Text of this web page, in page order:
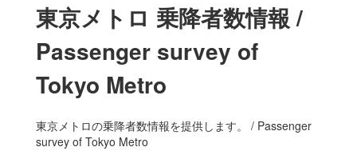
東京メトロ 乗降者数情報 /
Passenger survey of
Tokyo Metro
東京メトロの乗降者数情報を提供します。 / Passenger
survey of Tokyo Metro